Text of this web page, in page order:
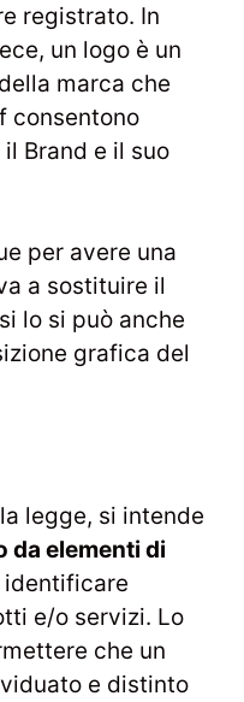
registrato. In
un logo è un
marca che
consentono
Brand e il suo
per avere una
a sostituire il
lo si può anche
grafica del
legge, si intende
da elementi di
e/o servizi. Lo
che un
e distinto